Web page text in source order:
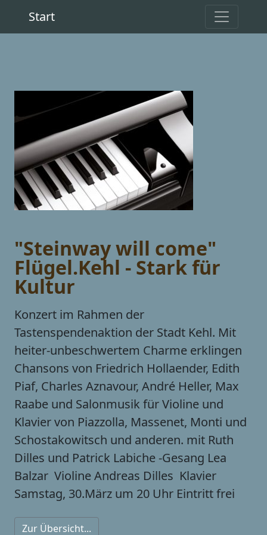
Start
"Steinway will come"
Flügel.Kehl - Stark für
Kultur
Konzert im Rahmen der
Tastenspendenaktion der Stadt Kehl. Mit
heiter-unbeschwertem Charme erklingen
Chansons von Friedrich Hollaender, Edith
Piaf, Charles Aznavour, André Heller, Max
Raabe und Salonmusik für Violine und
Klavier von Piazzolla, Massenet, Monti und
Schostakowitsch und anderen. mit Ruth
Dilles und Patrick Labiche -Gesang Lea
Balzar  Violine Andreas Dilles  Klavier
Samstag, 30.März um 20 Uhr Eintritt frei
Zur Übersicht...